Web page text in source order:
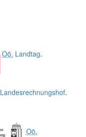
Oö. Landtag.
Landesrechnungshof.
Oö.